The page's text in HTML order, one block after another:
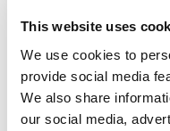
This website uses
We use cookies to
provide social media
We also share
our social media,